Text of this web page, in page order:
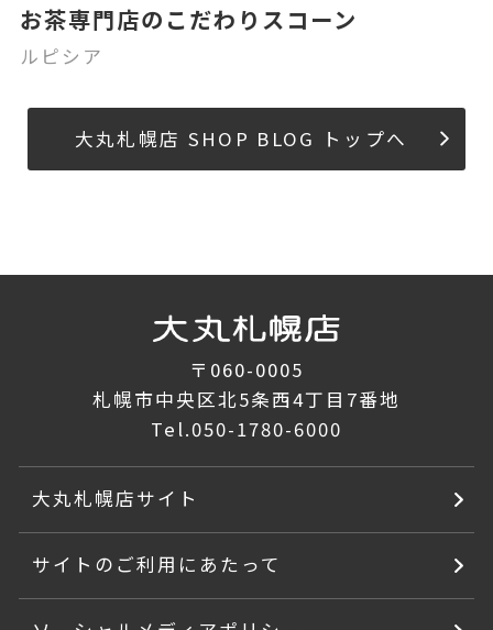
お茶専門店のこだわりスコーン
ルピシア
大丸札幌店 SHOP BLOG トップへ
〒060-0005
札幌市中央区北5条西4丁目7番地
Tel.050-1780-6000
大丸札幌店サイト
サイトのご利用にあたって